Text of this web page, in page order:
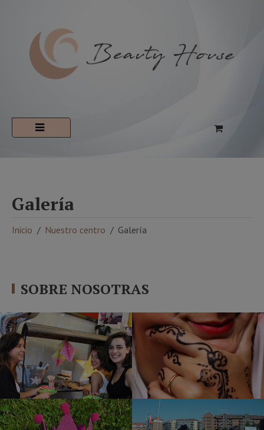
Galería
Inicio Nuestro centro Galería
SOBRE NOSOTRAS